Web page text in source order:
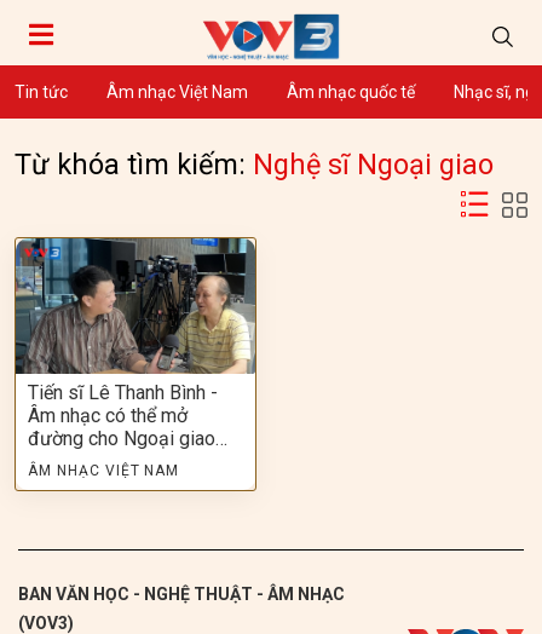
Tin tức Âm nhạc Việt Nam Âm nhạc quốc tế Nhạc sĩ,
Từ khóa tìm kiếm: Nghệ sĩ Ngoại giao
Tiến sĩ Lê Thanh Bình -
Âm nhạc có thể mở
đường cho Ngoại giao…
ÂM NHẠC VIỆT NAM
BAN VĂN HỌC - NGHỆ THUẬT - ÂM NHẠC
(VOV3)